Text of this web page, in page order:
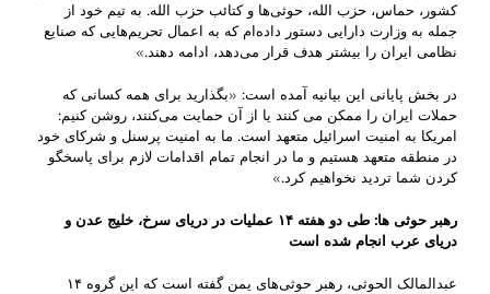
کشور، حماس، حزب الله، حوثی‌ها و کتائب حزب الله. به تیم خود از
جمله به وزارت دارایی دستور داده‌ام که به اعمال تحریم‌هایی که صنایع
نظامی ایران را بیشتر هدف قرار می‌دهد، ادامه دهند.»
در بخش پایانی این بیانیه آمده است: «بگذارید برای همه کسانی که
حملات ایران را ممکن می کنند یا از آن حمایت می‌کنند، روشن کنیم:
امریکا به امنیت اسرائیل متعهد است. ما به امنیت پرسنل و شرکای خود
در منطقه متعهد هستیم و ما در انجام تمام اقدامات لازم برای پاسخگو
کردن شما تردید نخواهیم کرد.»
رهبر حوثی ها: طی دو هفته ۱۴ عملیات در دریای سرخ، خلیج عدن و
دریای عرب انجام شده است
عبدالمالک الحوثی، رهبر حوثی‌های یمن گفته است که این گروه ۱۴